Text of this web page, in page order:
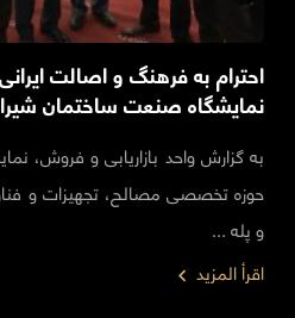
احترام به فرهنگ و اصالت
نمایشگاه صنعت ساختمان
به گزارش واحد بازاریابی و فروش،
حوزه تخصصی مصالح، تجهیزات و
و پله ...
اقرأ المزيد